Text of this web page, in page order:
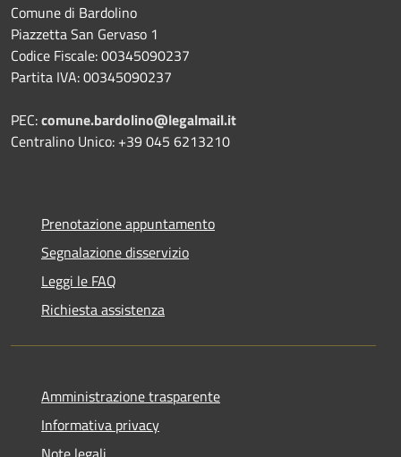
Comune di Bardolino
Piazzetta San Gervaso 1
Codice Fiscale: 00345090237
Partita IVA: 00345090237
PEC:comune.bardolino@legalmail.it
Centralino Unico: +39 045 6213210
Prenotazione appuntamento
Segnalazione disservizio
Leggi le FAQ
Richiesta assistenza
Amministrazione trasparente
Informativa privacy